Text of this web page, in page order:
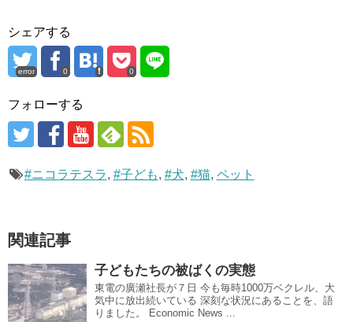
シェアする
error 0 0
フォローする
#ニコラテスラ, #子ども, #犬, #猫, ペット
関連記事
子どもたちの被ばくの実態
東電の廣瀬社長が７日 今も毎時1000万ベクレル、大
気中に放出続いている 深刻な状況にあることを、語
りました。 Economic News ...